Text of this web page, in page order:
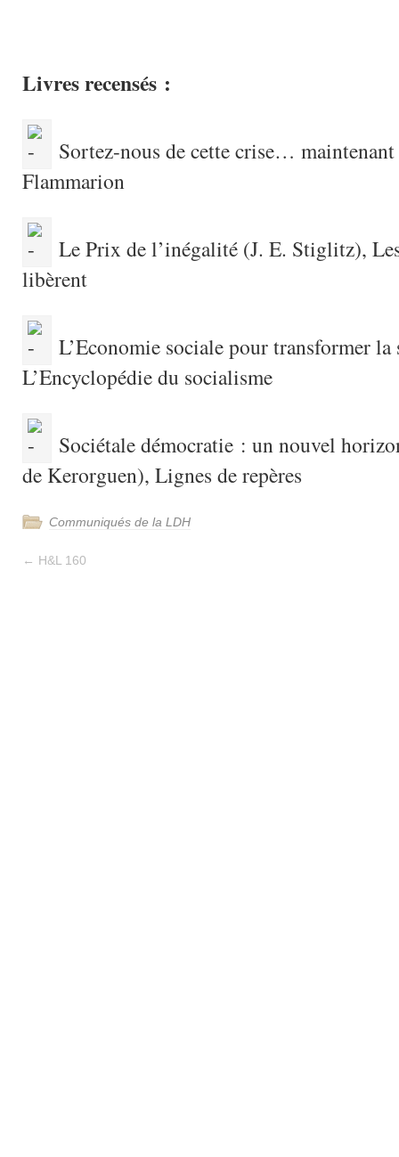
Livres recensés :
Sortez-nous de cette crise…
Flammarion
Le Prix de l’inégalité (J. E. Stiglitz),
libèrent
L’Economie sociale pour transformer
L’Encyclopédie du socialisme
Sociétale démocratie : un nouvel
de Kerorguen), Lignes de repères
Communiqués de la LDH
← H&L 160